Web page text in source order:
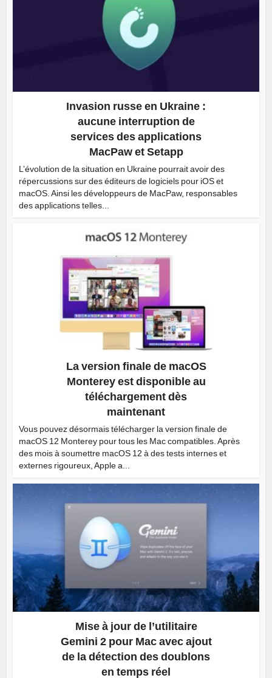
Invasion russe en Ukraine :
aucune interruption de
services des applications
MacPaw et Setapp
L’évolution de la situation en Ukraine pourrait avoir des
répercussions sur des éditeurs de logiciels pour iOS et
macOS. Ainsi les développeurs de MacPaw, responsables
des applications telles...
La version finale de macOS
Monterey est disponible au
téléchargement dès
maintenant
Vous pouvez désormais télécharger la version finale de
macOS 12 Monterey pour tous les Mac compatibles. Après
des mois à soumettre macOS 12 à des tests internes et
externes rigoureux, Apple a...
Mise à jour de l’utilitaire
Gemini 2 pour Mac avec ajout
de la détection des doublons
en temps réel